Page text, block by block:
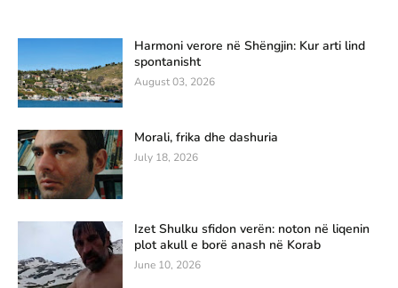
Harmoni verore në Shëngjin: Kur arti lind
spontanisht
August 03, 2026
Morali, frika dhe dashuria
July 18, 2026
Izet Shulku sfidon verën: noton në liqenin
plot akull e borë anash në Korab
June 10, 2026